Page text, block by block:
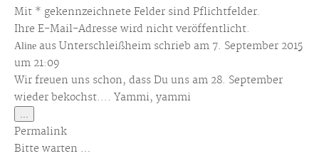
Mit * gekennzeichnete Felder sind Pflichtfelder.
Ihre E-Mail-Adresse wird nicht veröffentlicht.
Aline aus Unterschleißheim schrieb am 7. September 2015
um 21:09
Wir freuen uns schon, dass Du uns am 28. September
wieder bekochst.... Yammi, yammi
Metabox
ein-/ausblenden.
Permalink
Bitte warten …